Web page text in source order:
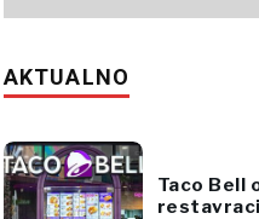
AKTUALNO
Taco Bell